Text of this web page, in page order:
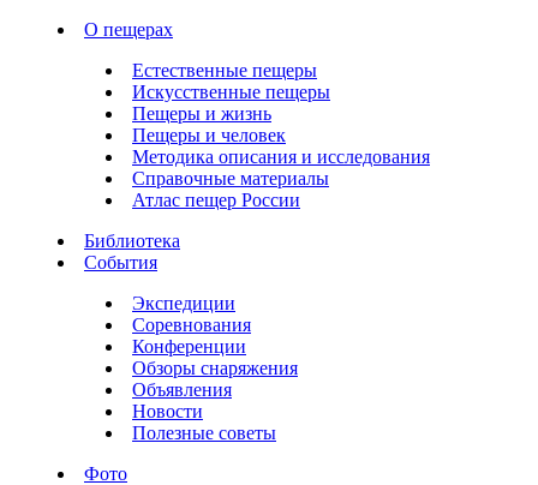
О пещерах
Естественные пещеры
Искусственные пещеры
Пещеры и жизнь
Пещеры и человек
Методика описания и исследования
Справочные материалы
Атлас пещер России
Библиотека
События
Экспедиции
Соревнования
Конференции
Обзоры снаряжения
Объявления
Новости
Полезные советы
Фото